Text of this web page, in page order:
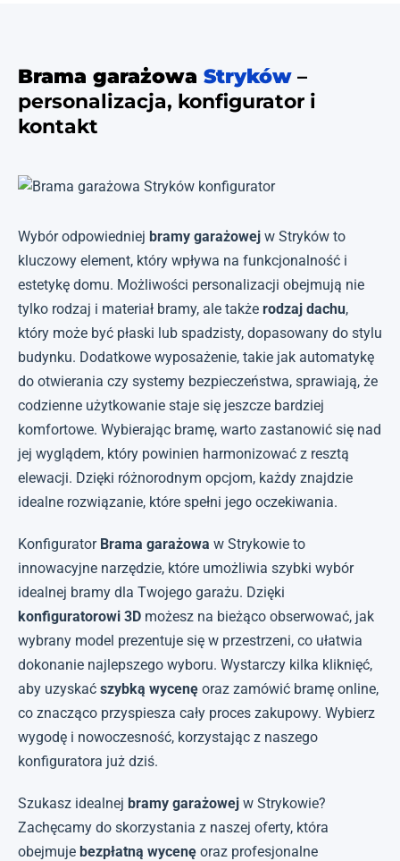
Brama garażowa Stryków –
personalizacja, konfigurator i
kontakt
Wybór odpowiedniej bramy garażowej w Stryków to
kluczowy element, który wpływa na funkcjonalność i
estetykę domu. Możliwości personalizacji obejmują nie
tylko rodzaj i materiał bramy, ale także rodzaj dachu,
który może być płaski lub spadzisty, dopasowany do stylu
budynku. Dodatkowe wyposażenie, takie jak automatykę
do otwierania czy systemy bezpieczeństwa, sprawiają, że
codzienne użytkowanie staje się jeszcze bardziej
komfortowe. Wybierając bramę, warto zastanowić się nad
jej wyglądem, który powinien harmonizować z resztą
elewacji. Dzięki różnorodnym opcjom, każdy znajdzie
idealne rozwiązanie, które spełni jego oczekiwania.
Konfigurator Brama garażowa w Strykowie to
innowacyjne narzędzie, które umożliwia szybki wybór
idealnej bramy dla Twojego garażu. Dzięki
konfiguratorowi 3D możesz na bieżąco obserwować, jak
wybrany model prezentuje się w przestrzeni, co ułatwia
dokonanie najlepszego wyboru. Wystarczy kilka kliknięć,
aby uzyskać szybką wycenę oraz zamówić bramę online,
co znacząco przyspiesza cały proces zakupowy. Wybierz
wygodę i nowoczesność, korzystając z naszego
konfiguratora już dziś.
Szukasz idealnej bramy garażowej w Strykowie?
Zachęcamy do skorzystania z naszej oferty, która
obejmuje bezpłatną wycenę oraz profesjonalne